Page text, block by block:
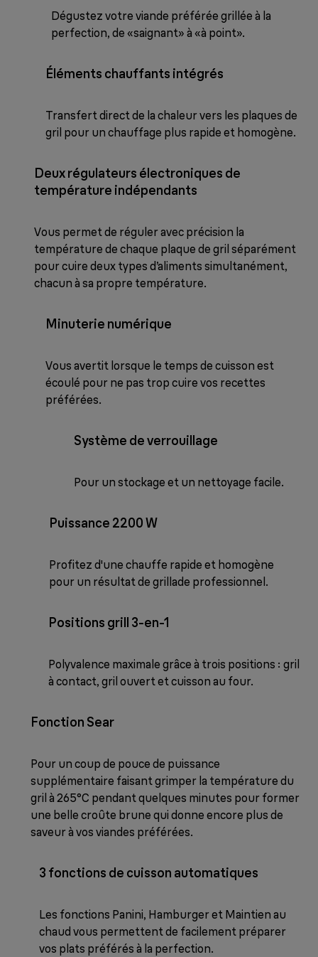
Dégustez votre viande préférée grillée à la
perfection, de «saignant» à «à point».
Éléments chauffants intégrés
Transfert direct de la chaleur vers les plaques de
gril pour un chauffage plus rapide et homogène.
Deux régulateurs électroniques de
température indépendants
Vous permet de réguler avec précision la
température de chaque plaque de gril séparément
pour cuire deux types d’aliments simultanément,
chacun à sa propre température.
Minuterie numérique
Vous avertit lorsque le temps de cuisson est
écoulé pour ne pas trop cuire vos recettes
préférées.
Système de verrouillage
Pour un stockage et un nettoyage facile.
Puissance 2200 W
Profitez d'une chauffe rapide et homogène
pour un résultat de grillade professionnel.
Positions grill 3-en-1
Polyvalence maximale grâce à trois positions : gril
à contact, gril ouvert et cuisson au four.
Fonction Sear
Pour un coup de pouce de puissance
supplémentaire faisant grimper la température du
gril à 265°C pendant quelques minutes pour former
une belle croûte brune qui donne encore plus de
saveur à vos viandes préférées.
3 fonctions de cuisson automatiques
Les fonctions Panini, Hamburger et Maintien au
chaud vous permettent de facilement préparer
vos plats préférés à la perfection.